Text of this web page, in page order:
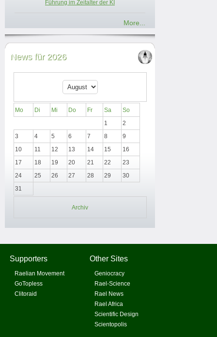
Führung im Zeitalter der KI
More...
News für 2026
Mo Di Mi Do Fr Sa
So
1
2
3
4 5 6 7 8
9
10
11 12 13 14 15
16
17
18 19 20 21 22
23
24
25 26 27 28 29
30
31
Archiv
Supporters
Raelian Movement
GoTopless
Clitoraid
Other Sites
Geniocracy
Rael-Science
Rael News
Rael Africa
Scientific Design
Scientopolis